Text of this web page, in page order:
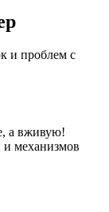
и проблем с
а вживую!
механизмов